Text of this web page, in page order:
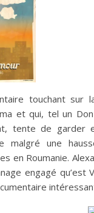
touchant sur
et qui, tel un
tente de garder
malgré une
en Roumanie.
engagé qu’est